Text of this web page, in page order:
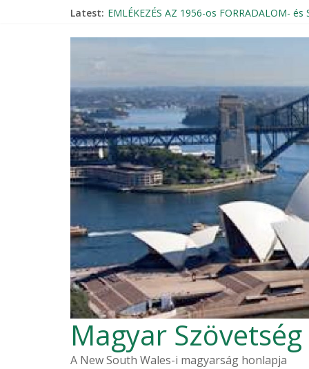
Latest: EMLÉKEZÉS AZ 1956-os FORRADALOM- és
Magyar
A New South Wales-i magyarság honlapja